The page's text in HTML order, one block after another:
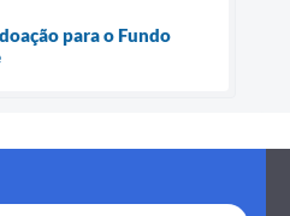
para o Fundo